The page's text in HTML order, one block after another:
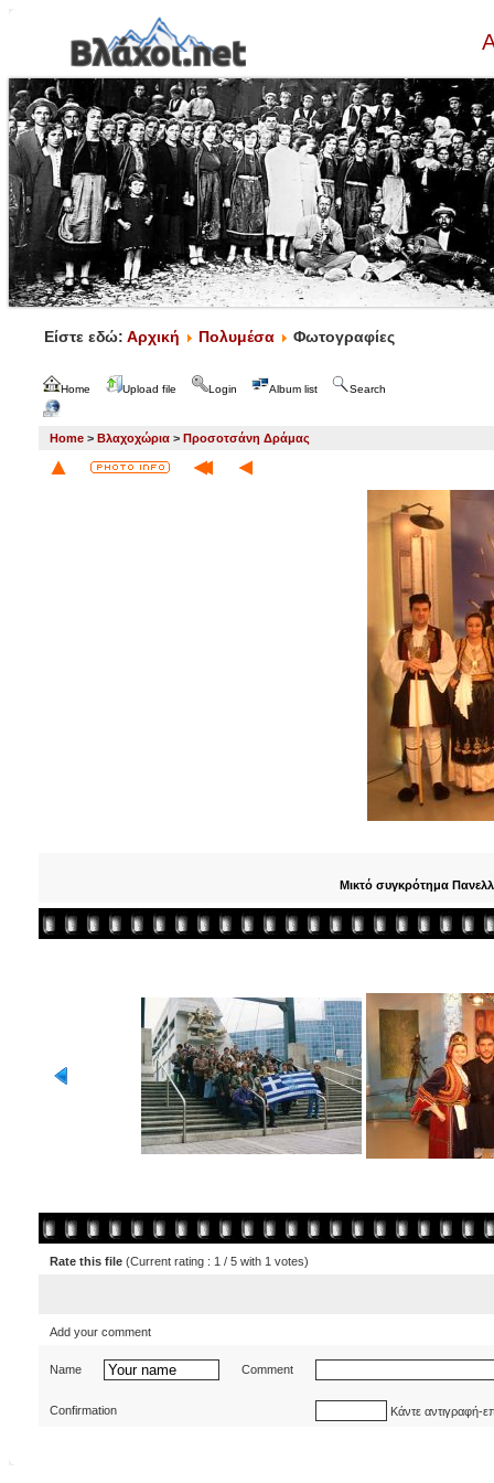
Είστε εδώ: Αρχική Πολυμέσα Φωτογραφίες
Home Upload file Login Album list Search
Home > Βλαχοχώρια > Προσοτσάνη Δράμας
Μικτό συγκρότημα
Rate this file (Current rating : 1 / 5 with 1 votes)
Add your comment
Name Comment
Confirmation Κάντε αντιγραφή-